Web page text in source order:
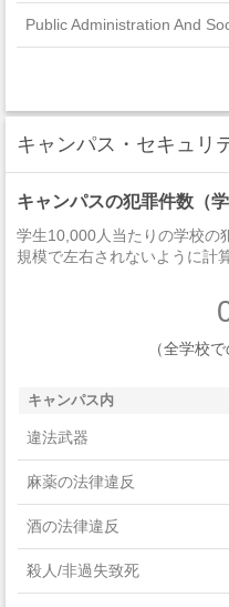
Public Administration And
キャンパス・セキュリ
キャンパスの犯罪件数（
学生10,000人当たりの学校の
規模で左右されないように計
（全学校
キャンパス内
違法武器
麻薬の法律違反
酒の法律違反
殺人/非過失致死